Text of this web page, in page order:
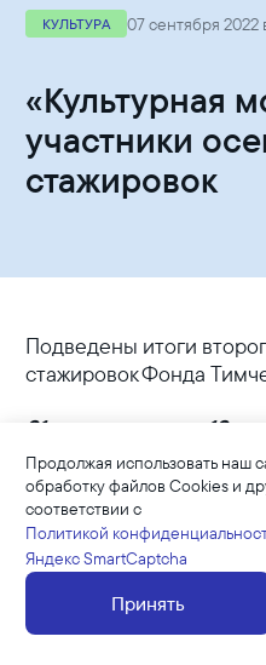
КУЛЬТУРА 07 сентября 2022
«Культурная
участники
стажировок
Подведены итоги
стажировок Фонда
21 специалист из 12
участие в
конкурса
и сел».
Всего на конкурс
российских регионов.
конкурса «Культурная
Продолжая использовать наш
обработку файлов Cookies и
соответствии с
Политикой
Яндекс SmartCaptcha
Принять